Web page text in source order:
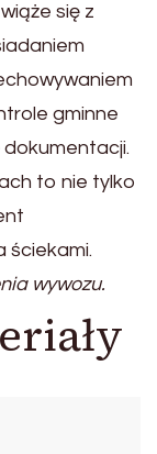
się z
gminne
to nie tylko
ściekami.
wywozu.